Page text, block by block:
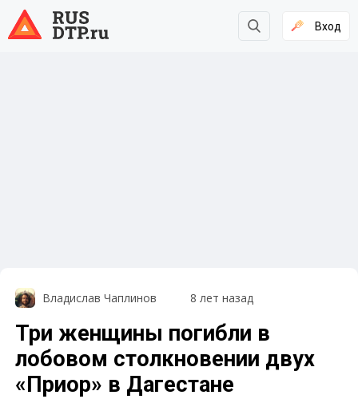
Вход
Владислав Чаплинов 8 лет назад
Три женщины погибли в
лобовом столкновении двух
«Приор» в Дагестане